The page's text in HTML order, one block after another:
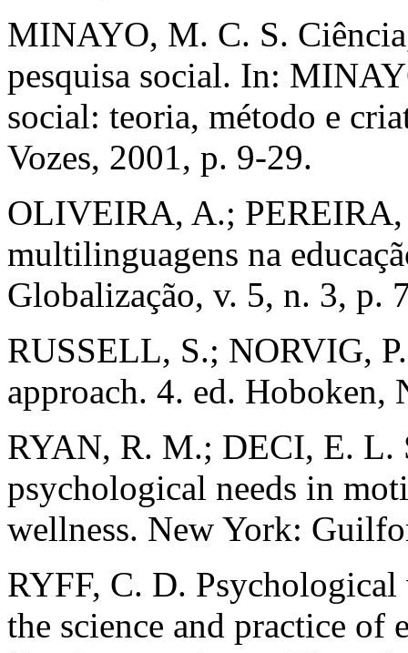
MINAYO, M. C. S.
pesquisa social. In:
social: teoria, método e
Vozes, 2001, p. 9-29.
OLIVEIRA, A.; PEREIRA,
multilinguagens na
Globalização, v. 5, n. 3, p.
RUSSELL, S.; NORVIG,
approach. 4. ed. Hoboken,
RYAN, R. M.; DECI, E. L.
psychological needs in
wellness. New York:
RYFF, C. D.
the science and practice of